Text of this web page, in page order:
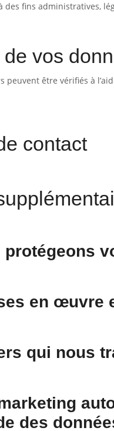
des fins administratives,
vos
peuvent être vérifiés à
contact
protégeons
en œuvre
qui nous
des